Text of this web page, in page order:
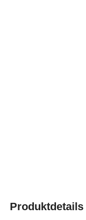
Produktdetails